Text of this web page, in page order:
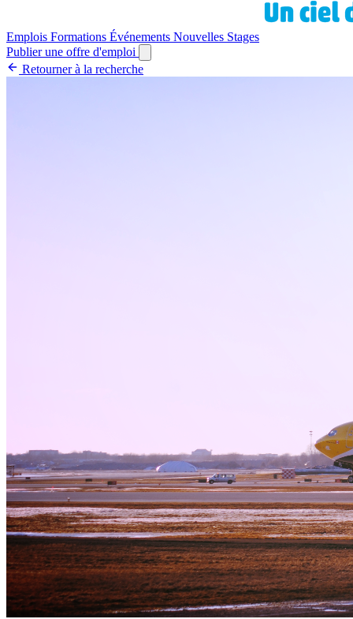
Emplois Formations Événements Nouvelles Stages
Publier une offre d'emploi
Retourner à la recherche